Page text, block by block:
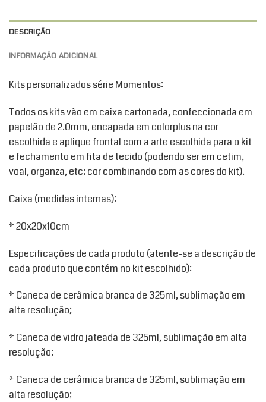
DESCRIÇÃO
INFORMAÇÃO ADICIONAL
Kits personalizados série Momentos:
Todos os kits vão em caixa cartonada, confeccionada em
papelão de 2.0mm, encapada em colorplus na cor
escolhida e aplique frontal com a arte escolhida para o kit
e fechamento em fita de tecido (podendo ser em cetim,
voal, organza, etc; cor combinando com as cores do kit).
Caixa (medidas internas):
* 20x20x10cm
Especificações de cada produto (atente-se a descrição de
cada produto que contém no kit escolhido):
* Caneca de cerâmica branca de 325ml, sublimação em
alta resolução;
* Caneca de vidro jateada de 325ml, sublimação em alta
resolução;
* Caneca de cerâmica branca de 325ml, sublimação em
alta resolução;